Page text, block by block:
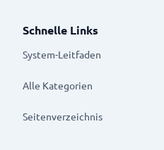
Schnelle Links
System-Leitfaden
Alle Kategorien
Seitenverzeichnis